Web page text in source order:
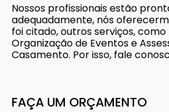
Nossos profissionais estão
adequadamente, nós
foi citado, outros serviços,
Organização de Eventos e
Casamento. Por isso, fale
FAÇA UM ORÇAMENTO